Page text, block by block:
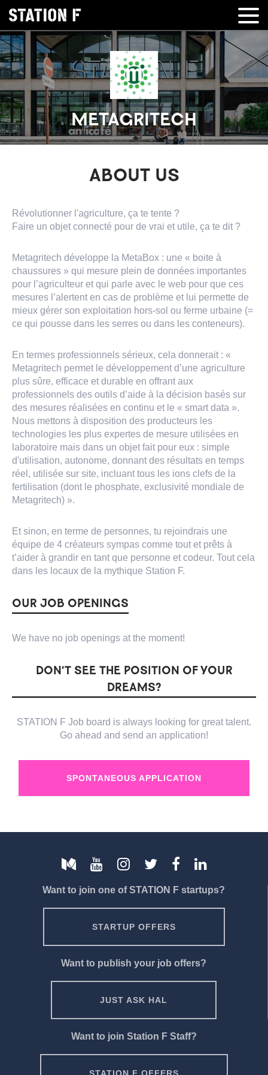
METAGRITECH
ABOUT US
Révolutionner l'agriculture, ça te tente ?
Faire un objet connecté pour de vrai et utile, ça te dit ?
Metagritech développe la MetaBox : une « boite à
chaussures » qui mesure plein de données importantes
pour l’agriculteur et qui parle avec le web pour que ces
mesures l’alertent en cas de problème et lui permette de
mieux gérer son exploitation hors-sol ou ferme urbaine (=
ce qui pousse dans les serres ou dans les conteneurs).
En termes professionnels sérieux, cela donnerait : «
Metagritech permet le développement d’une agriculture
plus sûre, efficace et durable en offrant aux
professionnels des outils d’aide à la décision basés sur
des mesures réalisées en continu et le « smart data ».
Nous mettons à disposition des producteurs les
technologies les plus expertes de mesure utilisées en
laboratoire mais dans un objet fait pour eux : simple
d'utilisation, autonome, donnant des résultats en temps
réel, utilisée sur site, incluant tous les ions clefs de la
fertilisation (dont le phosphate, exclusivité mondiale de
Metagritech) ».
Et sinon, en terme de personnes, tu rejoindrais une
équipe de 4 créateurs sympas comme tout et prêts à
t’aider à grandir en tant que personne et codeur. Tout cela
dans les locaux de la mythique Station F.
OUR JOB OPENINGS
We have no job openings at the moment!
DON’T SEE THE POSITION OF YOUR
DREAMS?
STATION F Job board is always looking for great talent.
Go ahead and send an application!
SPONTANEOUS APPLICATION
Want to join one of STATION F startups?
STARTUP OFFERS
Want to publish your job offers?
JUST ASK HAL
Want to join Station F Staff?